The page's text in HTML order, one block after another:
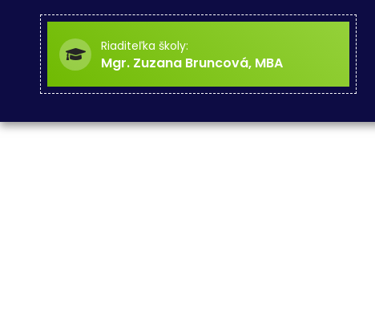
Riaditeľka školy:
Mgr. Zuzana Bruncová, MBA